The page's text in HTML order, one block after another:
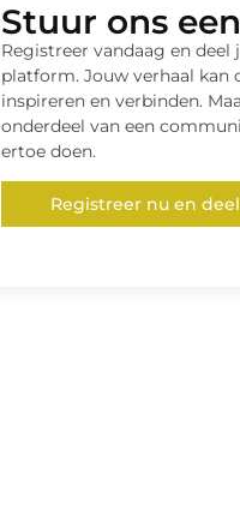
Stuur ons
Registreer vandaag en deel
platform. Jouw verhaal kan
inspireren en verbinden.
onderdeel van een
ertoe doen.
Registreer nu en